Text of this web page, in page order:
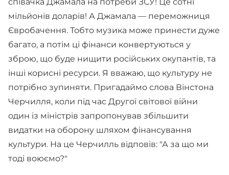
мільйонів доларів! А Джамала — переможниця
Євробачення. Тобто музика може принести дуже
багато, а потім ці фінанси конвертуються у
зброю, що буде нищити російських окупантів, та
інші корисні ресурси. Я вважаю, що культуру не
потрібно зупиняти. Пригадаймо слова Вінстона
Черчилля, коли під час Другої світової війни
один із міністрів запропонував збільшити
видатки на оборону шляхом фінансування
культури. На це Черчилль відповів: "А за що ми
тоді воюємо?"